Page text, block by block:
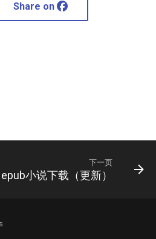
Share on
下一页
epub小说下载（更新）